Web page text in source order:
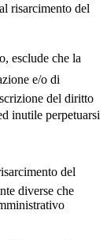
risarcimento del
esclude che la
e/o di
del diritto
inutile perpetuarsi
del
diverse che